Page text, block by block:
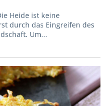
Heide ist keine
durch das Eingreifen des
Um...